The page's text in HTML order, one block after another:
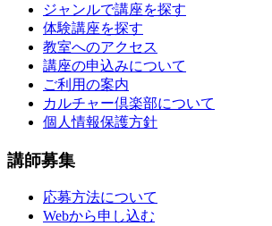
ジャンルで講座を探す
体験講座を探す
教室へのアクセス
講座の申込みについて
ご利用の案内
カルチャー倶楽部について
個人情報保護方針
講師募集
応募方法について
Webから申し込む